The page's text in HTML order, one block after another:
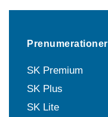
Prenumerationer
SK Premium
SK Plus
SK Lite